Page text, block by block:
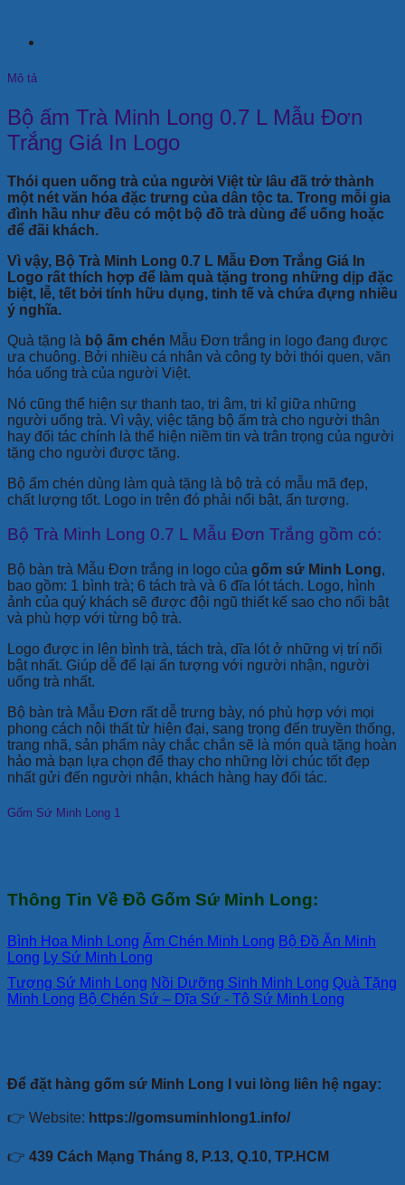
Mô tả
Bộ ấm Trà Minh Long 0.7 L Mẫu Đơn
Trắng Giá In Logo
Thói quen uống trà của người Việt từ lâu đã trở thành
một nét văn hóa đặc trưng của dân tộc ta. Trong mỗi gia
đình hầu như đều có một bộ đồ trà dùng để uống hoặc
để đãi khách.
Vì vậy, Bộ Trà Minh Long 0.7 L Mẫu Đơn Trắng Giá In
Logo rất thích hợp để làm quà tặng trong những dịp đặc
biệt, lễ, tết bởi tính hữu dụng, tinh tế và chứa đựng nhiều
ý nghĩa.
Quà tặng là bộ ấm chén Mẫu Đơn trắng in logo đang được
ưa chuông. Bởi nhiều cá nhân và công ty bởi thói quen, văn
hóa uống trà của người Việt.
Nó cũng thể hiện sự thanh tao, tri âm, tri kỉ giữa những
người uống trà. Vì vậy, việc tặng bộ ấm trà cho người thân
hay đối tác chính là thể hiện niềm tin và trân trọng của người
tặng cho người được tặng.
Bộ ấm chén dùng làm quà tặng là bộ trà có mẫu mã đẹp,
chất lượng tốt. Logo in trên đó phải nổi bật, ấn tượng.
Bộ Trà Minh Long 0.7 L Mẫu Đơn Trắng gồm có:
Bộ bàn trà Mẫu Đơn trắng in logo của gốm sứ Minh Long,
bao gồm: 1 bình trà; 6 tách trà và 6 đĩa lót tách. Logo, hình
ảnh của quý khách sẽ được đội ngũ thiết kế sao cho nổi bật
và phù hợp với từng bộ trà.
Logo được in lên bình trà, tách trà, dĩa lót ở những vị trí nổi
bật nhất. Giúp dễ để lại ấn tượng với người nhận, người
uống trà nhất.
Bộ bàn trà Mẫu Đơn rất dễ trưng bày, nó phù hợp với mọi
phong cách nội thất từ hiện đại, sang trọng đến truyền thống,
trang nhã, sản phẩm này chắc chắn sẽ là món quà tặng hoàn
hảo mà bạn lựa chọn để thay cho những lời chúc tốt đẹp
nhất gửi đến người nhận, khách hàng hay đối tác.
Gốm Sứ Minh Long 1
Thông Tin Về Đồ Gốm Sứ Minh Long:
Bình Hoa Minh Long Ấm Chén Minh Long Bộ Đồ Ăn Minh
Long Ly Sứ Minh Long
Tượng Sứ Minh Long Nồi Dưỡng Sinh Minh Long Quà Tặng
Minh Long Bộ Chén Sứ – Dĩa Sứ - Tô Sứ Minh Long
Để đặt hàng gốm sứ Minh Long I vui lòng liên hệ ngay:
👉 Website: https://gomsuminhlong1.info/
👉 439 Cách Mạng Tháng 8, P.13, Q.10, TP.HCM